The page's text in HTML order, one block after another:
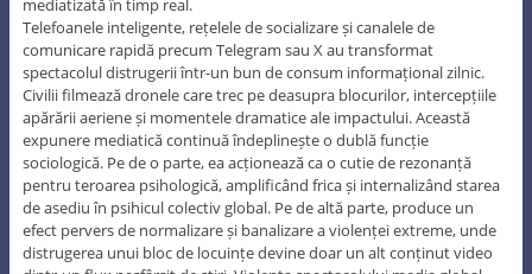
mediatizată în timp real.
Telefoanele inteligente, rețelele de socializare și canalele de
comunicare rapidă precum Telegram sau X au transformat
spectacolul distrugerii într-un bun de consum informațional zilnic.
Civilii filmează dronele care trec pe deasupra blocurilor, intercepțiile
apărării aeriene și momentele dramatice ale impactului. Această
expunere mediatică continuă îndeplinește o dublă funcție
sociologică. Pe de o parte, ea acționează ca o cutie de rezonanță
pentru teroarea psihologică, amplificând frica și internalizând starea
de asediu în psihicul colectiv global. Pe de altă parte, produce un
efect pervers de normalizare și banalizare a violenței extreme, unde
distrugerea unui bloc de locuințe devine doar un alt conținut video